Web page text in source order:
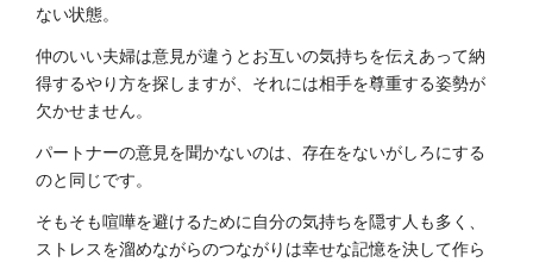
ない状態。
仲のいい夫婦は意見が違うとお互いの気持ちを伝えあって納
得するやり方を探しますが、それには相手を尊重する姿勢が
欠かせません。
パートナーの意見を聞かないのは、存在をないがしろにする
のと同じです。
そもそも喧嘩を避けるために自分の気持ちを隠す人も多く、
ストレスを溜めながらのつながりは幸せな記憶を決して作ら